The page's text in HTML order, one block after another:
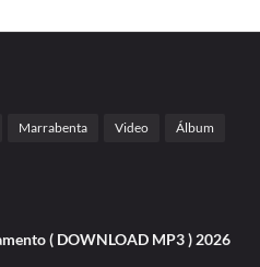
Marrabenta Video Álbum
( DOWNLOAD MP3 ) 2026